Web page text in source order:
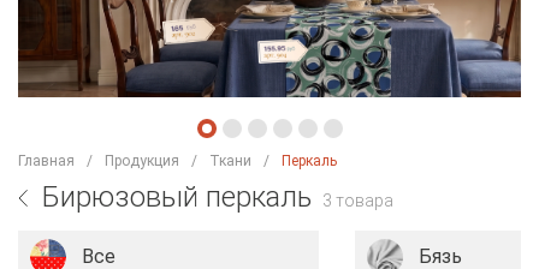
Главная Продукция Ткани Перкаль
Бирюзовый перкаль 3 товара
Все Бязь